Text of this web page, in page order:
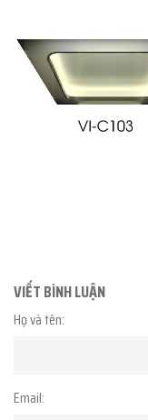
VIẾT BÌNH LUẬN
Họ và tên:
Email: